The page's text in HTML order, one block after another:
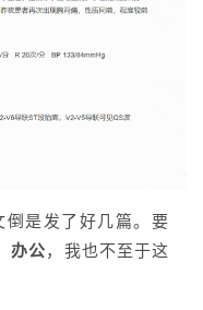
倒是发了好几篇。要
办公，我也不至于这